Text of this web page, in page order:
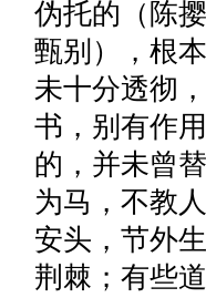
伪托的（陈
甄别），根
未十分透彻
书，别有作
的，并未曾
为马，不教
安头，节外
荆棘；有些